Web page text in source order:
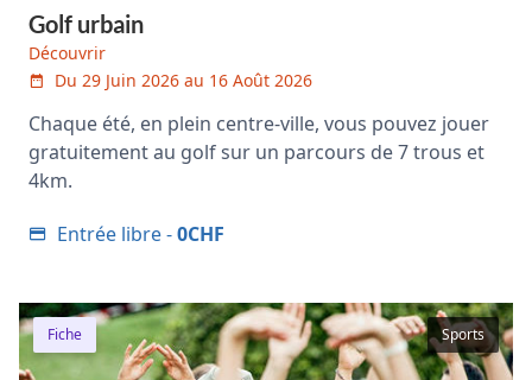
Golf urbain
Découvrir
Du 29 Juin 2026 au 16 Août 2026
Chaque été, en plein centre-ville, vous pouvez jouer
gratuitement au golf sur un parcours de 7 trous et
4km.
Entrée libre -0CHF
Sports
Fiche